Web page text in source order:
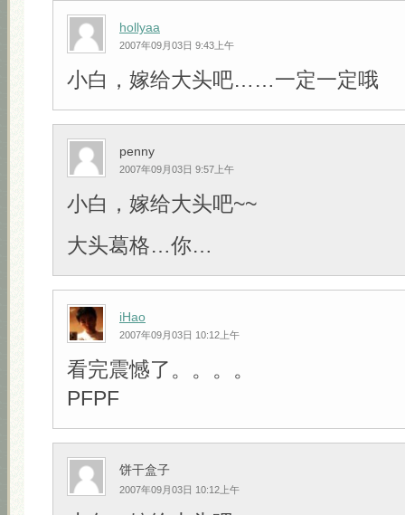
hollyaa
2007年09月03日 9:43上午
小白，嫁给大头吧……一定一定哦
penny
2007年09月03日 9:57上午
小白，嫁给大头吧~~
大头葛格…你…
iHao
2007年09月03日 10:12上午
看完震憾了。。。。
PFPF
饼干盒子
2007年09月03日 10:12上午